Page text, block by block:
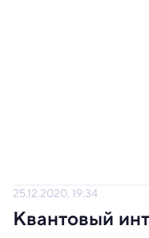
25.12.2020, 19:34
Квантовый